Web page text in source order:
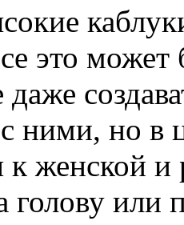
это может
ними, но в
к женской
голову или